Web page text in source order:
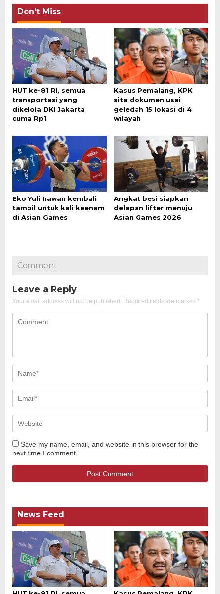
Don't Miss
HUT ke-81 RI, semua
transportasi yang
dikelola DKI Jakarta
cuma Rp1
Kasus Pemalang, KPK
sita dokumen usai
geledah 15 lokasi di 4
wilayah
Eko Yuli Irawan kembali
tampil untuk kali keenam
di Asian Games
Angkat besi siapkan
delapan lifter menuju
Asian Games 2026
Comment
Leave a Reply
Your email address will not be published. Required fields are marked *
Save my name, email, and website in this browser for the
next time I comment.
News Feed